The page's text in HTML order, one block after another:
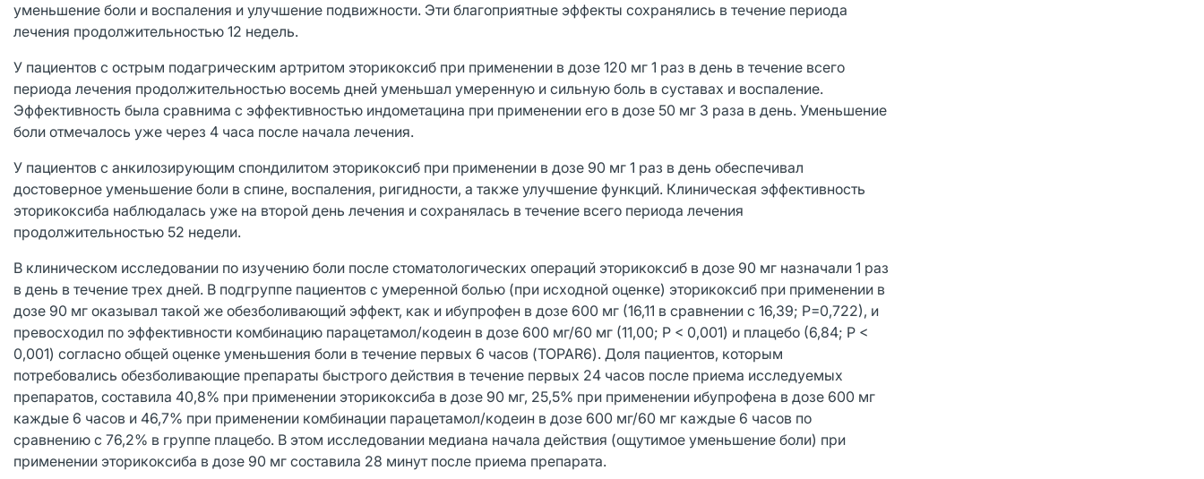
уменьшение боли и воспаления и улучшение подвижности. Эти благоприятные эффекты сохранялись в течение периода
лечения продолжительностью 12 недель.
У пациентов с острым подагрическим артритом эторикоксиб при применении в дозе 120 мг 1 раз в день в течение всего
периода лечения продолжительностью восемь дней уменьшал умеренную и сильную боль в суставах и воспаление.
Эффективность была сравнима с эффективностью индометацина при применении его в дозе 50 мг 3 раза в день. Уменьшение
боли отмечалось уже через 4 часа после начала лечения.
У пациентов с анкилозирующим спондилитом эторикоксиб при применении в дозе 90 мг 1 раз в день обеспечивал
достоверное уменьшение боли в спине, воспаления, ригидности, а также улучшение функций. Клиническая эффективность
эторикоксиба наблюдалась уже на второй день лечения и сохранялась в течение всего периода лечения
продолжительностью 52 недели.
В клиническом исследовании по изучению боли после стоматологических операций эторикоксиб в дозе 90 мг назначали 1 раз
в день в течение трех дней. В подгруппе пациентов с умеренной болью (при исходной оценке) эторикоксиб при применении в
дозе 90 мг оказывал такой же обезболивающий эффект, как и ибупрофен в дозе 600 мг (16,11 в сравнении с 16,39; Р=0,722), и
превосходил по эффективности комбинацию парацетамол/кодеин в дозе 600 мг/60 мг (11,00; Р < 0,001) и плацебо (6,84; Р <
0,001) согласно общей оценке уменьшения боли в течение первых 6 часов (TOPAR6). Доля пациентов, которым
потребовались обезболивающие препараты быстрого действия в течение первых 24 часов после приема исследуемых
препаратов, составила 40,8% при применении эторикоксиба в дозе 90 мг, 25,5% при применении ибупрофена в дозе 600 мг
каждые 6 часов и 46,7% при применении комбинации парацетамол/кодеин в дозе 600 мг/60 мг каждые 6 часов по
сравнению с 76,2% в группе плацебо. В этом исследовании медиана начала действия (ощутимое уменьшение боли) при
применении эторикоксиба в дозе 90 мг составила 28 минут после приема препарата.